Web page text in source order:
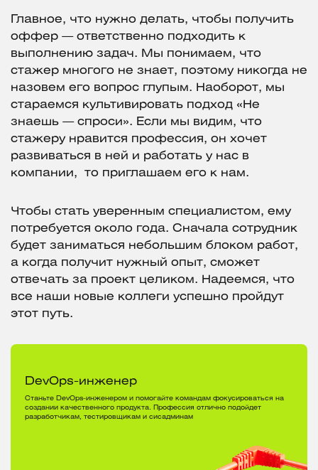
Главное, что нужно делать, чтобы получить
оффер — ответственно подходить к
выполнению задач. Мы понимаем, что
стажер многого не знает, поэтому никогда не
назовем его вопрос глупым. Наоборот, мы
стараемся культивировать подход «Не
знаешь — спроси». Если мы видим, что
стажеру нравится профессия, он хочет
развиваться в ней и работать у нас в
компании, то приглашаем его к нам.
Чтобы стать уверенным специалистом, ему
потребуется около года. Сначала сотрудник
будет заниматься небольшим блоком работ,
а когда получит нужный опыт, сможет
отвечать за проект целиком. Надеемся, что
все наши новые коллеги успешно пройдут
этот путь.
DevOps-инженер
Станьте DevOps-инженером и помогайте командам фокусироваться на
создании качественного продукта. Профессия отлично подойдет
разработчикам, тестировщикам и сисадминам